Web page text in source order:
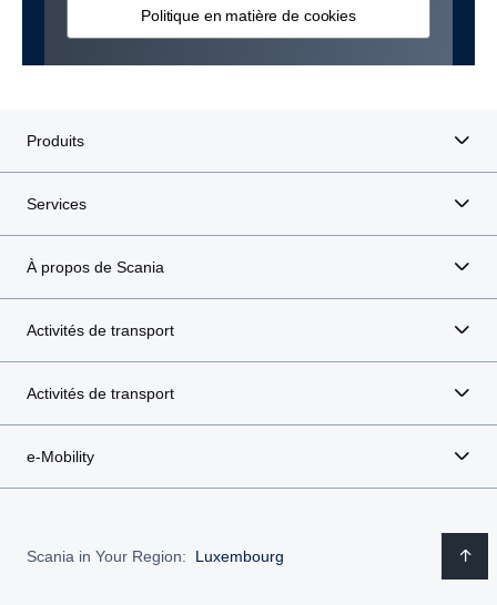
Politique en matière de cookies
Produits
Services
À propos de Scania
Activités de transport
Activités de transport
e-Mobility
Scania in Your Region: Luxembourg